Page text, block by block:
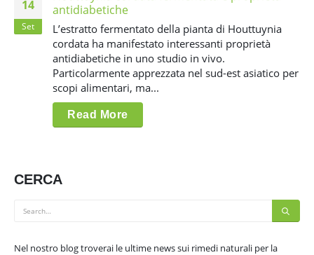
14
Set
antidiabetiche
L’estratto fermentato della pianta di Houttuynia
cordata ha manifestato interessanti proprietà
antidiabetiche in uno studio in vivo.
Particolarmente apprezzata nel sud-est asiatico per
scopi alimentari, ma...
Read More
CERCA
Nel nostro blog troverai le ultime news sui rimedi naturali per la